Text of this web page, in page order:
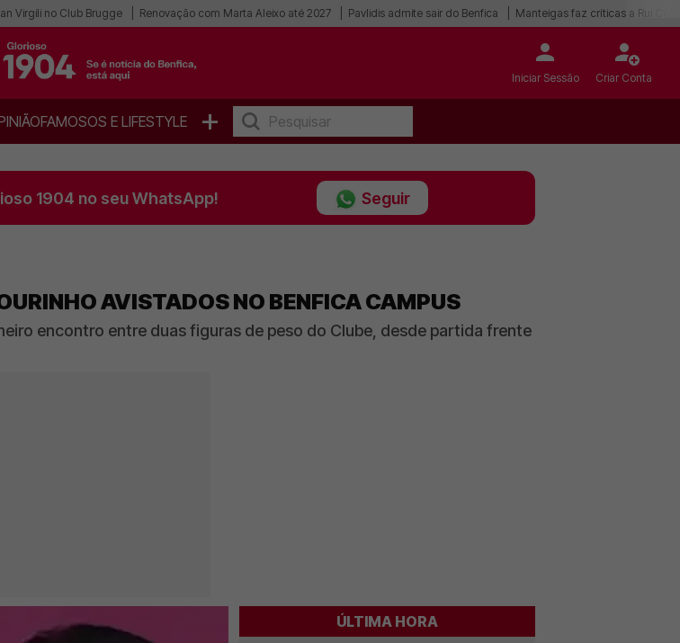
Virgili no Club Brugge Renovação com Marta Aleixo até 2027 Pavlidis admite sair do Benfica Manteigas faz críticas a Rui
Iniciar Sessão Criar Conta
FAMOSOS E LIFESTYLE +
1904 no seu WhatsApp! Seguir
AVISTADOS NO BENFICA CAMPUS
encontro entre duas figuras de peso do Clube, desde partida frente
ÚLTIMA HORA